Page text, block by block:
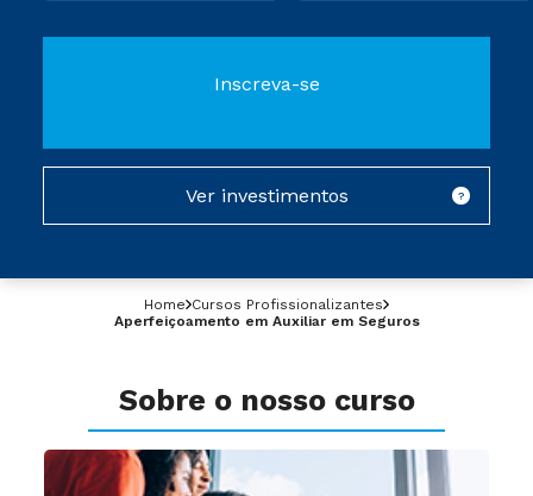
Home Cursos Profissionalizantes
Aperfeiçoamento em Auxiliar em Seguros
Sobre o nosso curso
Inscreva-se
Ver investimentos ?